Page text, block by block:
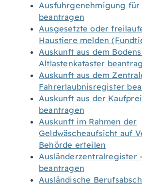
Ausfuhrgenehmigung
beantragen
Ausgesetzte oder
Haustiere melden
Auskunft aus dem
Altlastenkataster
Auskunft aus dem
Fahrerlaubnisregister
Auskunft aus der
beantragen
Auskunft im Rahmen der
Geldwäscheaufsicht auf
Behörde erteilen
Ausländerzentralregister
beantragen
Ausländische